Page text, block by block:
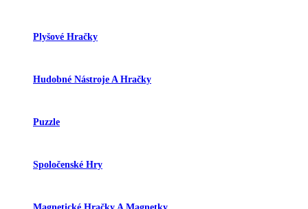
Plyšové Hračky
Hudobné Nástroje A Hračky
Puzzle
Spoločenské Hry